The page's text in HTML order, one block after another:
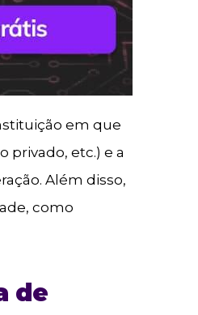
em que
privado, etc.) e a
Além disso,
como
de